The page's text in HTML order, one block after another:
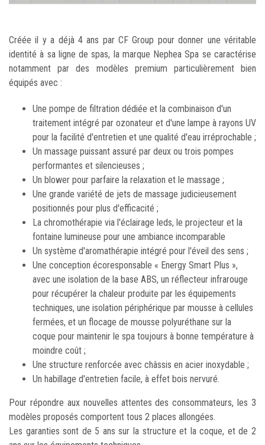
Créée il y a déjà 4 ans par CF Group pour donner une véritable
identité à sa ligne de spas, la marque Nephea Spa se caractérise
notamment par des modèles premium particulièrement bien
équipés avec :
Une pompe de filtration dédiée et la combinaison d'un
traitement intégré par ozonateur et d'une lampe à rayons UV
pour la facilité d'entretien et une qualité d'eau irréprochable ;
Un massage puissant assuré par deux ou trois pompes
performantes et silencieuses ;
Un blower pour parfaire la relaxation et le massage ;
Une grande variété de jets de massage judicieusement
positionnés pour plus d'efficacité ;
La chromothérapie via l'éclairage leds, le projecteur et la
fontaine lumineuse pour une ambiance incomparable
Un système d'aromathérapie intégré pour l'éveil des sens ;
Une conception écoresponsable « Energy Smart Plus »,
avec une isolation de la base ABS, un réflecteur infrarouge
pour récupérer la chaleur produite par les équipements
techniques, une isolation périphérique par mousse à cellules
fermées, et un flocage de mousse polyuréthane sur la
coque pour maintenir le spa toujours à bonne température à
moindre coût ;
Une structure renforcée avec châssis en acier inoxydable ;
Un habillage d'entretien facile, à effet bois nervuré.
Pour répondre aux nouvelles attentes des consommateurs, les 3
modèles proposés comportent tous 2 places allongées.
Les garanties sont de 5 ans sur la structure et la coque, et de 2